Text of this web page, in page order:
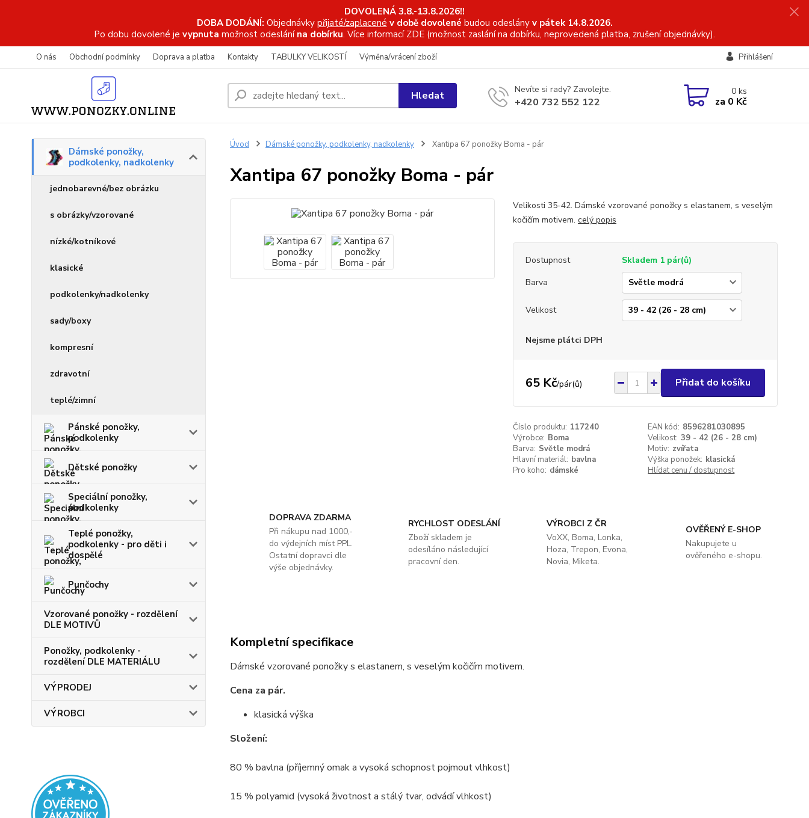
DOVOLENÁ 3.8.-13.8.2026!!
DOBA DODÁNÍ: Objednávky přijaté/zaplacené v době dovolené budou odeslány v pátek 14.8.2026.
Po dobu dovolené je vypnuta možnost odeslání na dobírku. Více informací ZDE (možnost zaslání na dobírku, neprovedená platba, zrušení objednávky).
O nás Obchodní podmínky Doprava a platba Kontakty TABULKY VELIKOSTÍ Výměna/vrácení zboží Přihlášení
Hledat Nevíte si rady? Zavolejte.
+420 732 552 122
0ks
za 0 Kč
Dámské ponožky,
podkolenky, nadkolenky
jednobarevné/bez obrázku
s obrázky/vzorované
nízké/kotníkové
klasické
podkolenky/nadkolenky
sady/boxy
kompresní
zdravotní
teplé/zimní
Pánské ponožky,
podkolenky
Dětské ponožky
Speciální ponožky,
podkolenky
Teplé ponožky,
podkolenky - pro děti i
dospělé
Punčochy
Vzorované ponožky - rozdělení
DLE MOTIVŮ
Ponožky, podkolenky -
rozdělení DLE MATERIÁLU
VÝPRODEJ
VÝROBCI
Úvod Dámské ponožky, podkolenky, nadkolenky Xantipa 67 ponožky Boma - pár
Xantipa 67 ponožky Boma - pár
Velikosti 35-42. Dámské vzorované ponožky s elastanem, s veselým
kočičím motivem. celý popis
Dostupnost
Skladem 1 pár(ů)
Barva
Velikost
Nejsme plátci DPH
65 Kč/pár(ů) Přidat do košíku
Číslo produktu: 117240 EAN kód: 8596281030895
Výrobce: Boma Velikost: 39 - 42 (26 - 28 cm)
Barva: Světle modrá Motiv: zvířata
Hlavní materiál: bavlna Výška ponožek: klasická
Pro koho: dámské Hlídat cenu / dostupnost
DOPRAVA ZDARMA
Při nákupu nad 1000,-
do výdejních míst PPL.
Ostatní dopravci dle
výše objednávky.
RYCHLOST ODESLÁNÍ
Zboží skladem je
odesíláno následující
pracovní den.
VÝROBCI Z ČR
VoXX, Boma, Lonka,
Hoza, Trepon, Evona,
Novia, Miketa.
OVĚŘENÝ E-SHOP
Nakupujete u
ověřeného e-shopu.
Kompletní specifikace
Dámské vzorované ponožky s elastanem, s veselým kočičím motivem.
Cena za pár.
klasická výška
Složení:
80 % bavlna (příjemný omak a vysoká schopnost pojmout vlhkost)
15 % polyamid (vysoká životnost a stálý tvar, odvádí vlhkost)